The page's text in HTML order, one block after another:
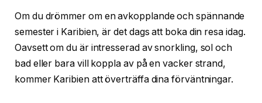
Om du drömmer om en avkopplande och spännande
semester i Karibien, är det dags att boka din resa idag.
Oavsett om du är intresserad av snorkling, sol och
bad eller bara vill koppla av på en vacker strand,
kommer Karibien att överträffa dina förväntningar.